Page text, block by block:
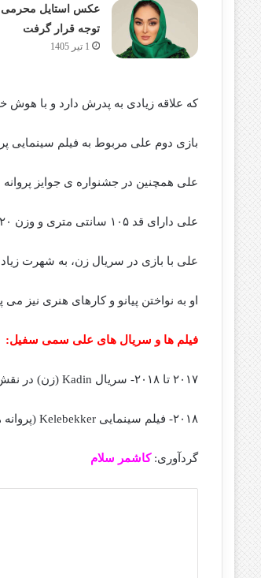
عکس استایل محرمی
توجه قرار گرفت
1 تیر 1405
که علاقه زیادی به پدرش دارد و با
بازی دوم علی مربوط به فیلم سینمایی پروانه
علی همچنین در جشنواره ی جوایز پروانه
علی دارای قد ۱۰۵ سانتی متری و وزن ۲۰ کیلوگرمی است.
علی با بازی در سریال زن، به شهرت زیادی دست پیدا کرده و
او به نواختن پیانو و کارهای هنری نیز
فیلم ها و سریال های علی سمی سفیل:
۲۰۱۷ تا ۲۰۱۸- سریال Kadin (زن) در نقش دوروک
۲۰۱۸- فیلم سینمایی Kelebekker (پروانه ها)
گردآوری:کاشمر سلام